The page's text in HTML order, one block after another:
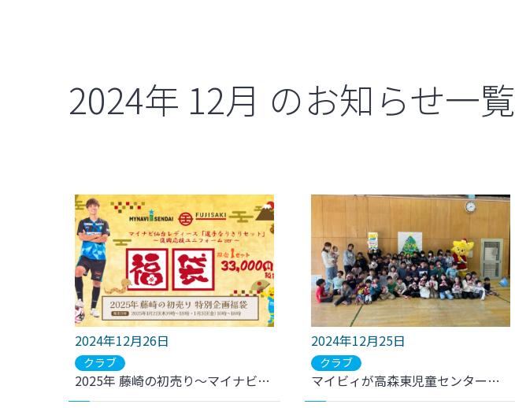
2024年 12月 のお知らせ一覧
2024年12月26日
クラブ
2025年 藤崎の初売り～マイナビ仙台レディース 「選手なりきりセット」福袋～販売
2024年12月25日
クラブ
マイビィが高森東児童センターを訪問しました。